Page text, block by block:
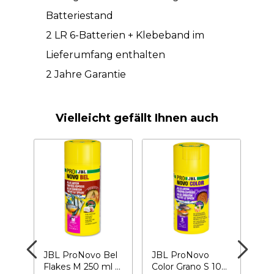
Batteriestand
2 LR 6-Batterien + Klebeband im
Lieferumfang enthalten
2 Jahre Garantie
Vielleicht gefällt Ihnen auch
JBL ProNovo Bel
Flakes M 250 ml –
JBL ProNovo
Color Grano S 100